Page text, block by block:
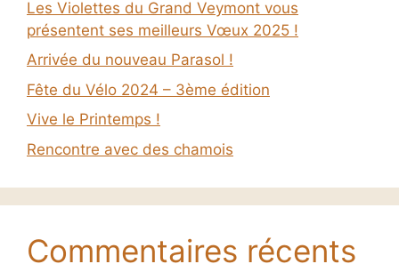
Les Violettes du Grand Veymont vous
présentent ses meilleurs Vœux 2025 !
Arrivée du nouveau Parasol !
Fête du Vélo 2024 – 3ème édition
Vive le Printemps !
Rencontre avec des chamois
Commentaires récents